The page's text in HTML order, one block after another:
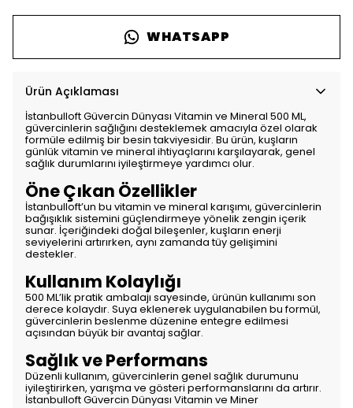
WHATSAPP
Ürün Açıklaması
İstanbulloft Güvercin Dünyası Vitamin ve Mineral 500 ML,
güvercinlerin sağlığını desteklemek amacıyla özel olarak
formüle edilmiş bir besin takviyesidir. Bu ürün, kuşların
günlük vitamin ve mineral ihtiyaçlarını karşılayarak, genel
sağlık durumlarını iyileştirmeye yardımcı olur.
Öne Çıkan Özellikler
İstanbulloft’un bu vitamin ve mineral karışımı, güvercinlerin
bağışıklık sistemini güçlendirmeye yönelik zengin içerik
sunar. İçeriğindeki doğal bileşenler, kuşların enerji
seviyelerini artırırken, aynı zamanda tüy gelişimini
destekler.
Kullanım Kolaylığı
500 ML’lik pratik ambalajı sayesinde, ürünün kullanımı son
derece kolaydır. Suya eklenerek uygulanabilen bu formül,
güvercinlerin beslenme düzenine entegre edilmesi
açısından büyük bir avantaj sağlar.
Sağlık ve Performans
Düzenli kullanım, güvercinlerin genel sağlık durumunu
iyileştirirken, yarışma ve gösteri performanslarını da artırır.
İstanbulloft Güvercin Dünyası Vitamin ve Miner